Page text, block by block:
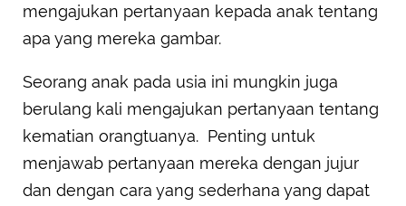
mengajukan pertanyaan kepada anak tentang
apa yang mereka gambar.
Seorang anak pada usia ini mungkin juga
berulang kali mengajukan pertanyaan tentang
kematian orangtuanya. Penting untuk
menjawab pertanyaan mereka dengan jujur
dan dengan cara yang sederhana yang dapat